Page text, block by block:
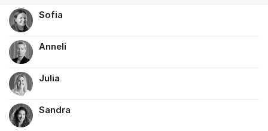
Sofia
Anneli
Julia
Sandra